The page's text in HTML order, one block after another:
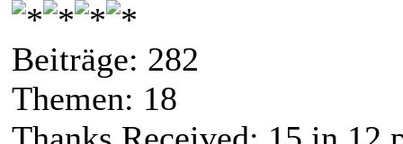
Beiträge: 282
Themen: 18